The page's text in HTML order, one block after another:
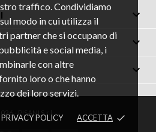
traffico. Condividiamo
modo in cui utilizza il
partner che si occupano di
e social media, i
con altre
loro o che hanno
dei loro servizi.
PRIVACY POLICY ACCETTA done



- PISANI S.r.l.